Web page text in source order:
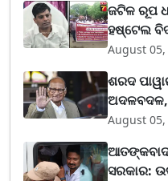
ଜଟିଳ ରୂପ
ହଷ୍ଟେଲ
August 05,
ଶରଦ
August 05,
ସରକାର: